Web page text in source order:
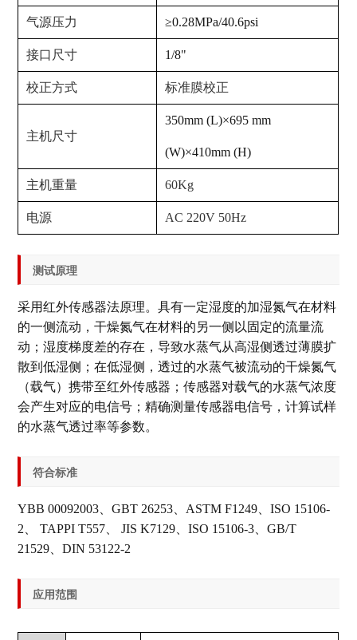
气源压力 ≥0.28MPa/40.6psi
接口尺寸 1/8"
校正方式 标准膜校正
主机尺寸
350mm (L)×695 mm
(W)×410mm (H)
主机重量 60Kg
电源 AC 220V 50Hz
测试原理
采用红外传感器法原理。具有一定湿度的加湿氮气在材料
的一侧流动，干燥氮气在材料的另一侧以固定的流量流
动；湿度梯度差的存在，导致水蒸气从高湿侧透过薄膜扩
散到低湿侧；在低湿侧，透过的水蒸气被流动的干燥氮气
（载气）携带至红外传感器；传感器对载气的水蒸气浓度
会产生对应的电信号；精确测量传感器电信号，计算试样
的水蒸气透过率等参数。
符合标准
YBB 00092003、GBT 26253、ASTM F1249、ISO 15106-
2、 TAPPI T557、 JIS K7129、ISO 15106-3、GB/T
21529、DIN 53122-2
应用范围